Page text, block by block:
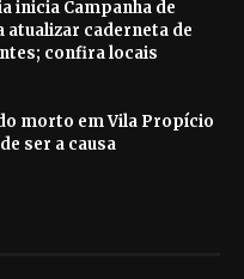
inicia Campanha de
caderneta de
confira locais
morto em Vila Propício
ser a causa